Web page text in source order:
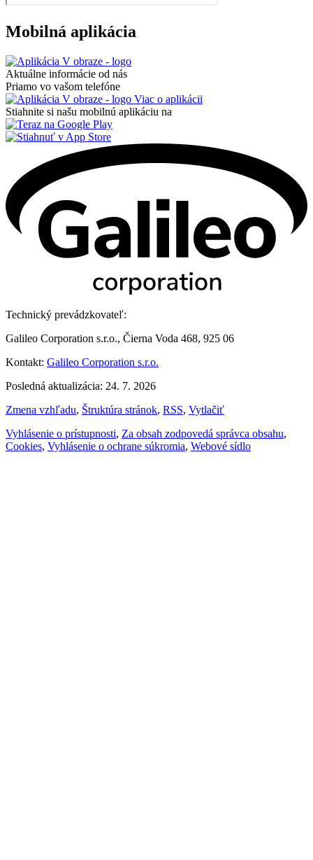
Mobilná aplikácia
Aktuálne informácie od nás
Priamo vo vašom telefóne
Viac o aplikácii
Stiahnite si našu mobilnú aplikáciu na
Technický prevádzkovateľ:
Galileo Corporation s.r.o., Čierna Voda 468, 925 06
Kontakt: Galileo Corporation s.r.o.
Posledná aktualizácia: 24. 7. 2026
Zmena vzhľadu, Štruktúra stránok, RSS, Vytlačiť
Vyhlásenie o prístupnosti, Za obsah zodpovedá správca obsahu,
Cookies, Vyhlásenie o ochrane súkromia, Webové sídlo